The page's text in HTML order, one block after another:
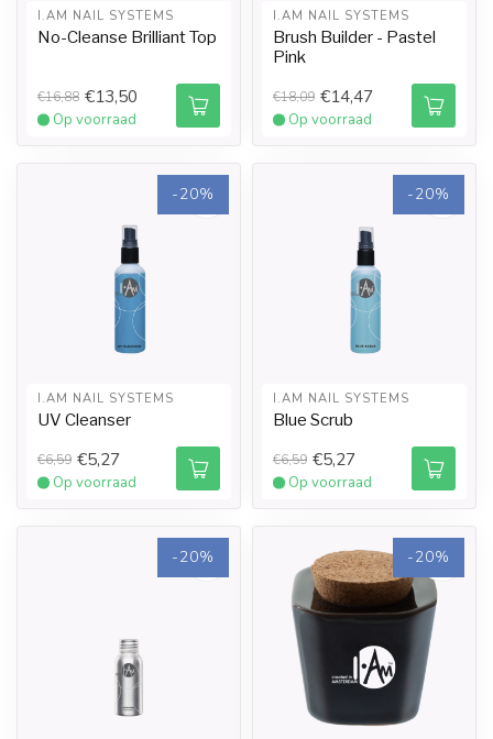
I.AM NAIL SYSTEMS
No-Cleanse Brilliant Top
€16,88 €13,50
Op voorraad
I.AM NAIL SYSTEMS
Brush Builder - Pastel
Pink
€18,09 €14,47
Op voorraad
-20%
I.AM NAIL SYSTEMS
UV Cleanser
€6,59 €5,27
Op voorraad
-20%
I.AM NAIL SYSTEMS
Blue Scrub
€6,59 €5,27
Op voorraad
-20% -20%